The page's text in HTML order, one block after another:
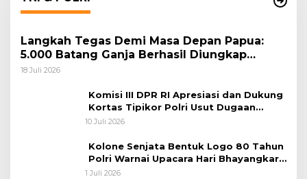
Langkah Tegas Demi Masa Depan Papua:
5.000 Batang Ganja Berhasil Diungkap
Koops TNI Habema
18 Juli 2026
Komisi III DPR RI Apresiasi dan Dukung
Kortas Tipikor Polri Usut Dugaan
Korupsi Batu Bara
10 Juli 2026
Kolone Senjata Bentuk Logo 80 Tahun
Polri Warnai Upacara Hari Bhayangkara
ke-80
1 Juli 2026